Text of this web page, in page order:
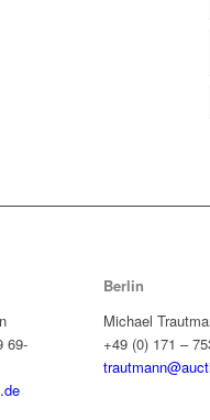
69-
Berlin
Michael
+49 (0) 171 –